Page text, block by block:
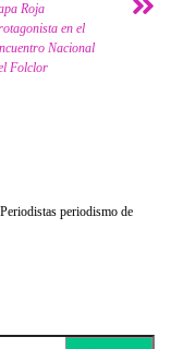
Roja
en el
Nacional
Folclor
periodismo de